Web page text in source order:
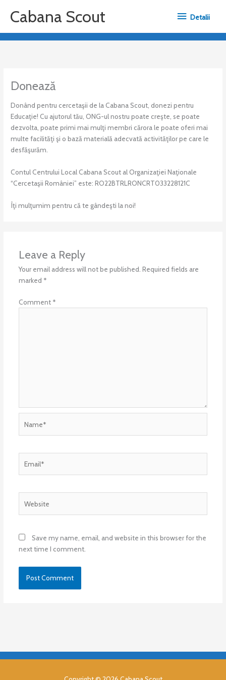
Cabana Scout DetaliiDetalii
Donează
Donând pentru cercetaşii de la Cabana Scout, donezi pentru
Educaţie! Cu ajutorul tău, ONG-ul nostru poate creşte, se poate
dezvolta, poate primi mai mulţi membri cărora le poate oferi mai
multe facilităţi şi o bază materială adecvată activităţilor pe care le
desfăşurăm.
Contul Centrului Local Cabana Scout al Organizaţiei Naţionale
“Cercetaşii României” este: RO22BTRLRONCRT033228121C
Îţi mulţumim pentru că te gândeşti la noi!
Leave a Reply
Your email address will not be published. Required fields are
marked *
Comment *
Save my name, email, and website in this browser for the
next time I comment.